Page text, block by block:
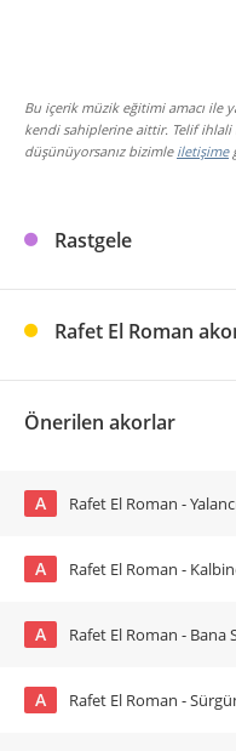
Bu içerik müzik eğitimi amacı ile
kendi sahiplerine aittir. Telif ihlali
düşünüyorsanız bizimle iletişime
Rastgele
Rafet El Roman
Önerilen akorlar
A Rafet El Roman -
A Rafet El Roman -
A Rafet El Roman - Bana
A Rafet El Roman -